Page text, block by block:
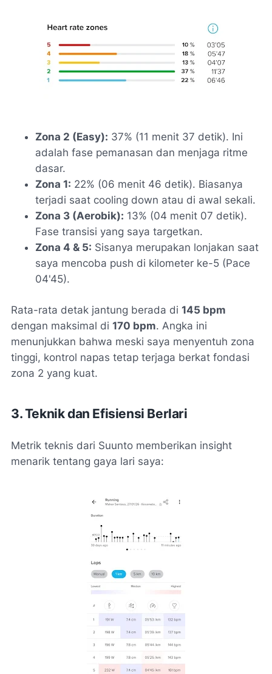
Zona 2 (Easy): 37% (11 menit 37 detik). Ini
adalah fase pemanasan dan menjaga ritme
dasar.
Zona 1: 22% (06 menit 46 detik). Biasanya
terjadi saat cooling down atau di awal sekali.
Zona 3 (Aerobik): 13% (04 menit 07 detik).
Fase transisi yang saya targetkan.
Zona 4 & 5: Sisanya merupakan lonjakan saat
saya mencoba push di kilometer ke-5 (Pace
04'45).
Rata-rata detak jantung berada di 145 bpm
dengan maksimal di 170 bpm. Angka ini
menunjukkan bahwa meski saya menyentuh zona
tinggi, kontrol napas tetap terjaga berkat fondasi
zona 2 yang kuat.
3. Teknik dan Efisiensi Berlari
Metrik teknis dari Suunto memberikan insight
menarik tentang gaya lari saya: